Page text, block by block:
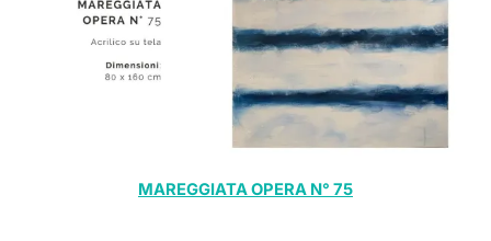
MAREGGIATA OPERA N° 75